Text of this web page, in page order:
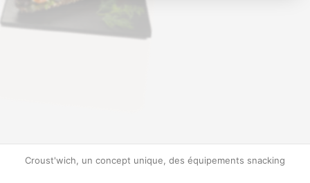
Croust'wich, un concept unique, des équipements snacking